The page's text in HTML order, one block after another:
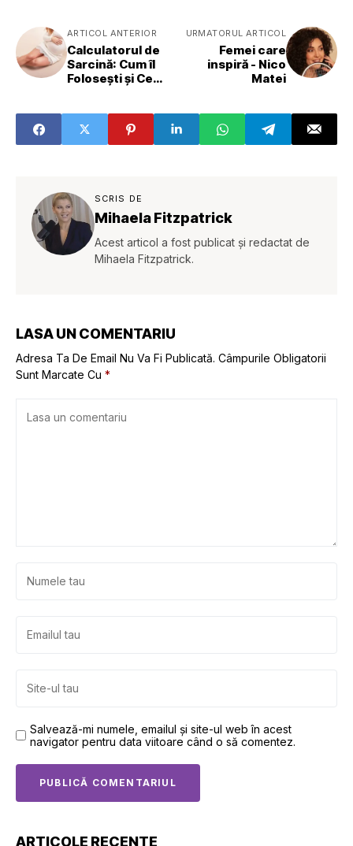
ARTICOL ANTERIOR
Calculatorul de
Sarcină: Cum îl
Folosești și Ce
URMATORUL ARTICOL
Femei care
inspiră - Nico
Matei
SCRIS DE
Mihaela Fitzpatrick
Acest articol a fost publicat și redactat de
Mihaela Fitzpatrick.
LASA UN COMENTARIU
Adresa Ta De Email Nu Va Fi Publicată. Câmpurile Obligatorii
Sunt Marcate Cu *
Salvează-mi numele, emailul și site-ul web în acest
navigator pentru data viitoare când o să comentez.
ARTICOLE RECENTE